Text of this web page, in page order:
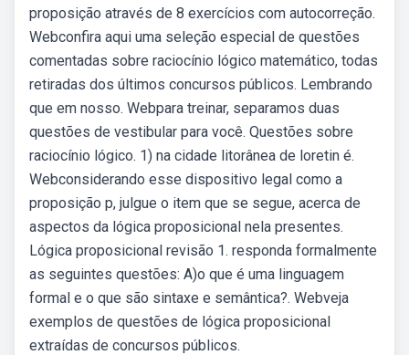
proposição através de 8 exercícios com autocorreção.
Webconfira aqui uma seleção especial de questões
comentadas sobre raciocínio lógico matemático, todas
retiradas dos últimos concursos públicos. Lembrando
que em nosso. Webpara treinar, separamos duas
questões de vestibular para você. Questões sobre
raciocínio lógico. 1) na cidade litorânea de loretin é.
Webconsiderando esse dispositivo legal como a
proposição p, julgue o item que se segue, acerca de
aspectos da lógica proposicional nela presentes.
Lógica proposicional revisão 1. responda formalmente
as seguintes questões: A)o que é uma linguagem
formal e o que são sintaxe e semântica?. Webveja
exemplos de questões de lógica proposicional
extraídas de concursos públicos.